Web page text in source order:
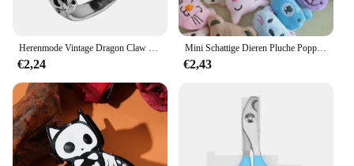
€2,24
Mini Schattige Dieren Pluche Poppen 5-6Cm Knuffels Meisje Pluche Klauw Machine Pop Accessoires Verjaardagsfeest Kerstcadeau Beloning
€2,43